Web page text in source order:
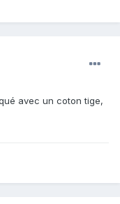
avec un coton tige,